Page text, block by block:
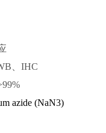
、IHC
azide (NaN3)